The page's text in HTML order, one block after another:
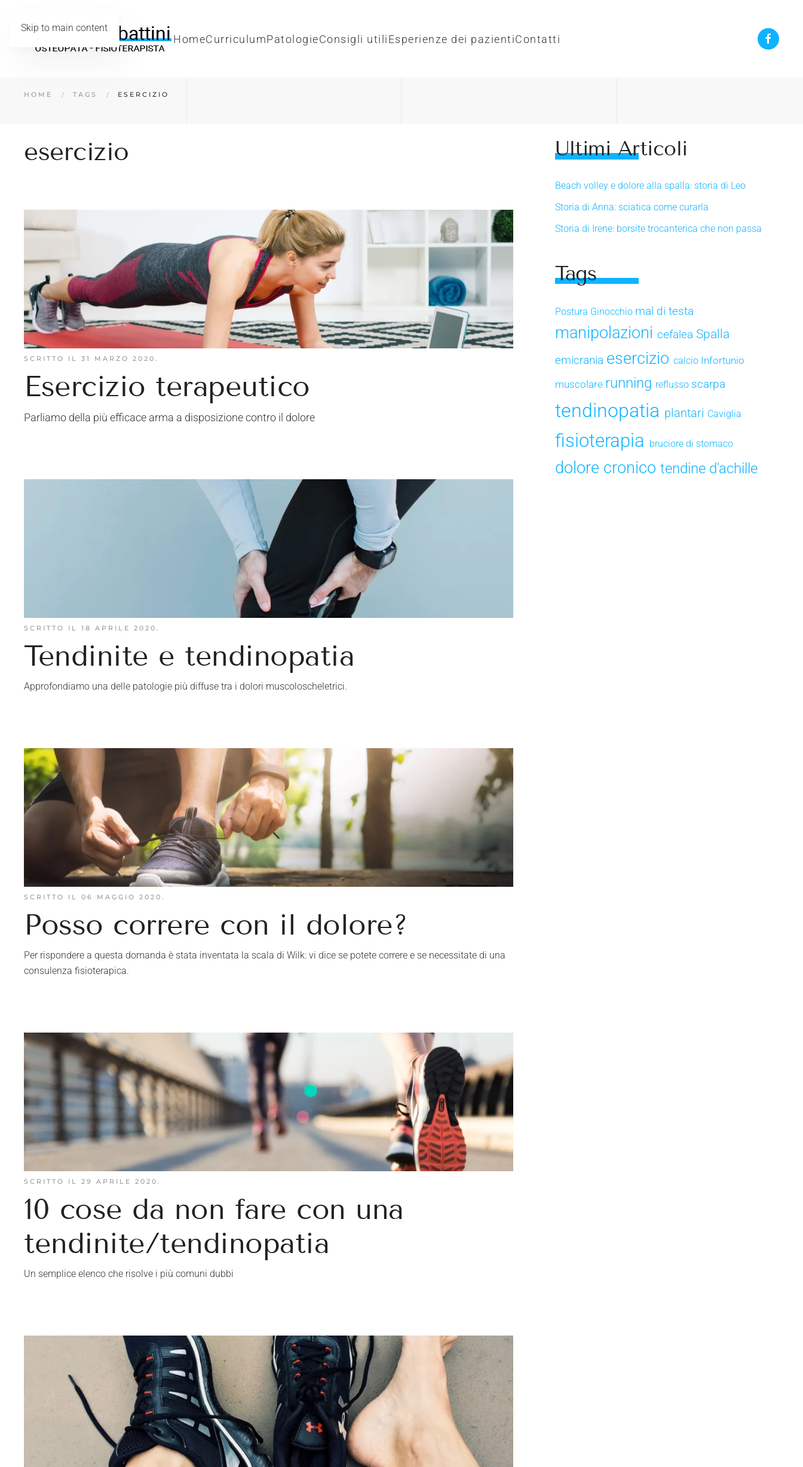
Skip to main content
HomeCurriculumPatologieConsigli utiliEsperienze dei pazientiContatti
HOME TAGS ESERCIZIO
esercizio
SCRITTO IL 31 MARZO 2020 .
Esercizio terapeutico
Parliamo della più efficace arma a disposizione contro il dolore
SCRITTO IL 18 APRILE 2020 .
Tendinite e tendinopatia
Approfondiamo una delle patologie più diffuse tra i dolori muscoloscheletrici.
SCRITTO IL 06 MAGGIO 2020 .
Posso correre con il dolore?
Per rispondere a questa domanda è stata inventata la scala di Wilk: vi dice se potete correre e se necessitate di una
consulenza fisioterapica.
SCRITTO IL 29 APRILE 2020 .
10 cose da non fare con una
tendinite/tendinopatia
Un semplice elenco che risolve i più comuni dubbi
Ultimi Articoli
Beach volley e dolore alla spalla: storia di Leo
Storia di Anna: sciatica come curarla
Storia di Irene: borsite trocanterica che non passa
Tags
Postura Ginocchio mal di testa
manipolazionicefalea Spalla
emicrania eserciziocalcio Infortunio
muscolare running reflusso scarpa
tendinopatia plantari Caviglia
fisioterapia bruciore di stomaco
dolore cronicotendine d'achille